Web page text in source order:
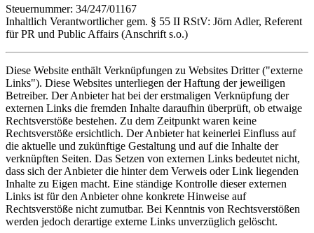
Steuernummer: 34/247/01167
Inhaltlich Verantwortlicher gem. § 55 II RStV: Jörn Adler, Referent
für PR und Public Affairs (Anschrift s.o.)
Diese Website enthält Verknüpfungen zu Websites Dritter ("externe
Links"). Diese Websites unterliegen der Haftung der jeweiligen
Betreiber. Der Anbieter hat bei der erstmaligen Verknüpfung der
externen Links die fremden Inhalte daraufhin überprüft, ob etwaige
Rechtsverstöße bestehen. Zu dem Zeitpunkt waren keine
Rechtsverstöße ersichtlich. Der Anbieter hat keinerlei Einfluss auf
die aktuelle und zukünftige Gestaltung und auf die Inhalte der
verknüpften Seiten. Das Setzen von externen Links bedeutet nicht,
dass sich der Anbieter die hinter dem Verweis oder Link liegenden
Inhalte zu Eigen macht. Eine ständige Kontrolle dieser externen
Links ist für den Anbieter ohne konkrete Hinweise auf
Rechtsverstöße nicht zumutbar. Bei Kenntnis von Rechtsverstößen
werden jedoch derartige externe Links unverzüglich gelöscht.